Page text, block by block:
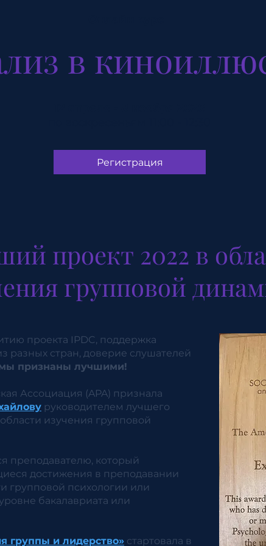
в
Регистрация
проект 2022 в
групповой
проекта IPDC, поддержка
разных стран, доверие слушателей
признаны лучшими!
Ассоциация (APA) признала
руководителем лучшего
изучения групповой
преподавателю, который
достижения в преподавании
групповой психологии или
бакалавриата или
группы и лидерство» стартовала в